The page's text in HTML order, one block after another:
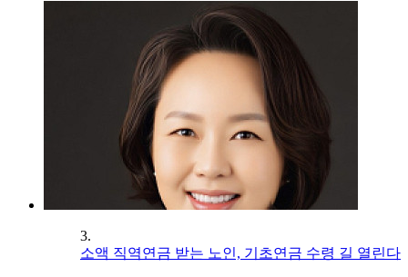
3.
소액 직역연금 받는 노인, 기초연금 수령 길 열린다